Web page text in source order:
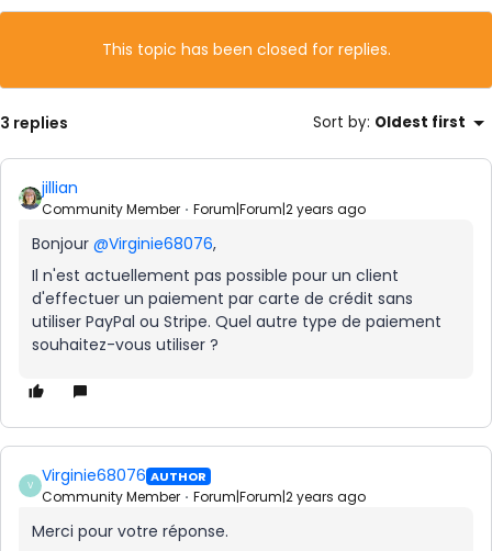
This topic has been closed for replies.
3 replies Sort by: Oldest first
jillian
Community Member Forum|Forum|2 years ago
Bonjour @Virginie68076,
Il n'est actuellement pas possible pour un client
d'effectuer un paiement par carte de crédit sans
utiliser PayPal ou Stripe. Quel autre type de paiement
souhaitez-vous utiliser ?
V Virginie68076 AUTHOR
Community Member Forum|Forum|2 years ago
Merci pour votre réponse.